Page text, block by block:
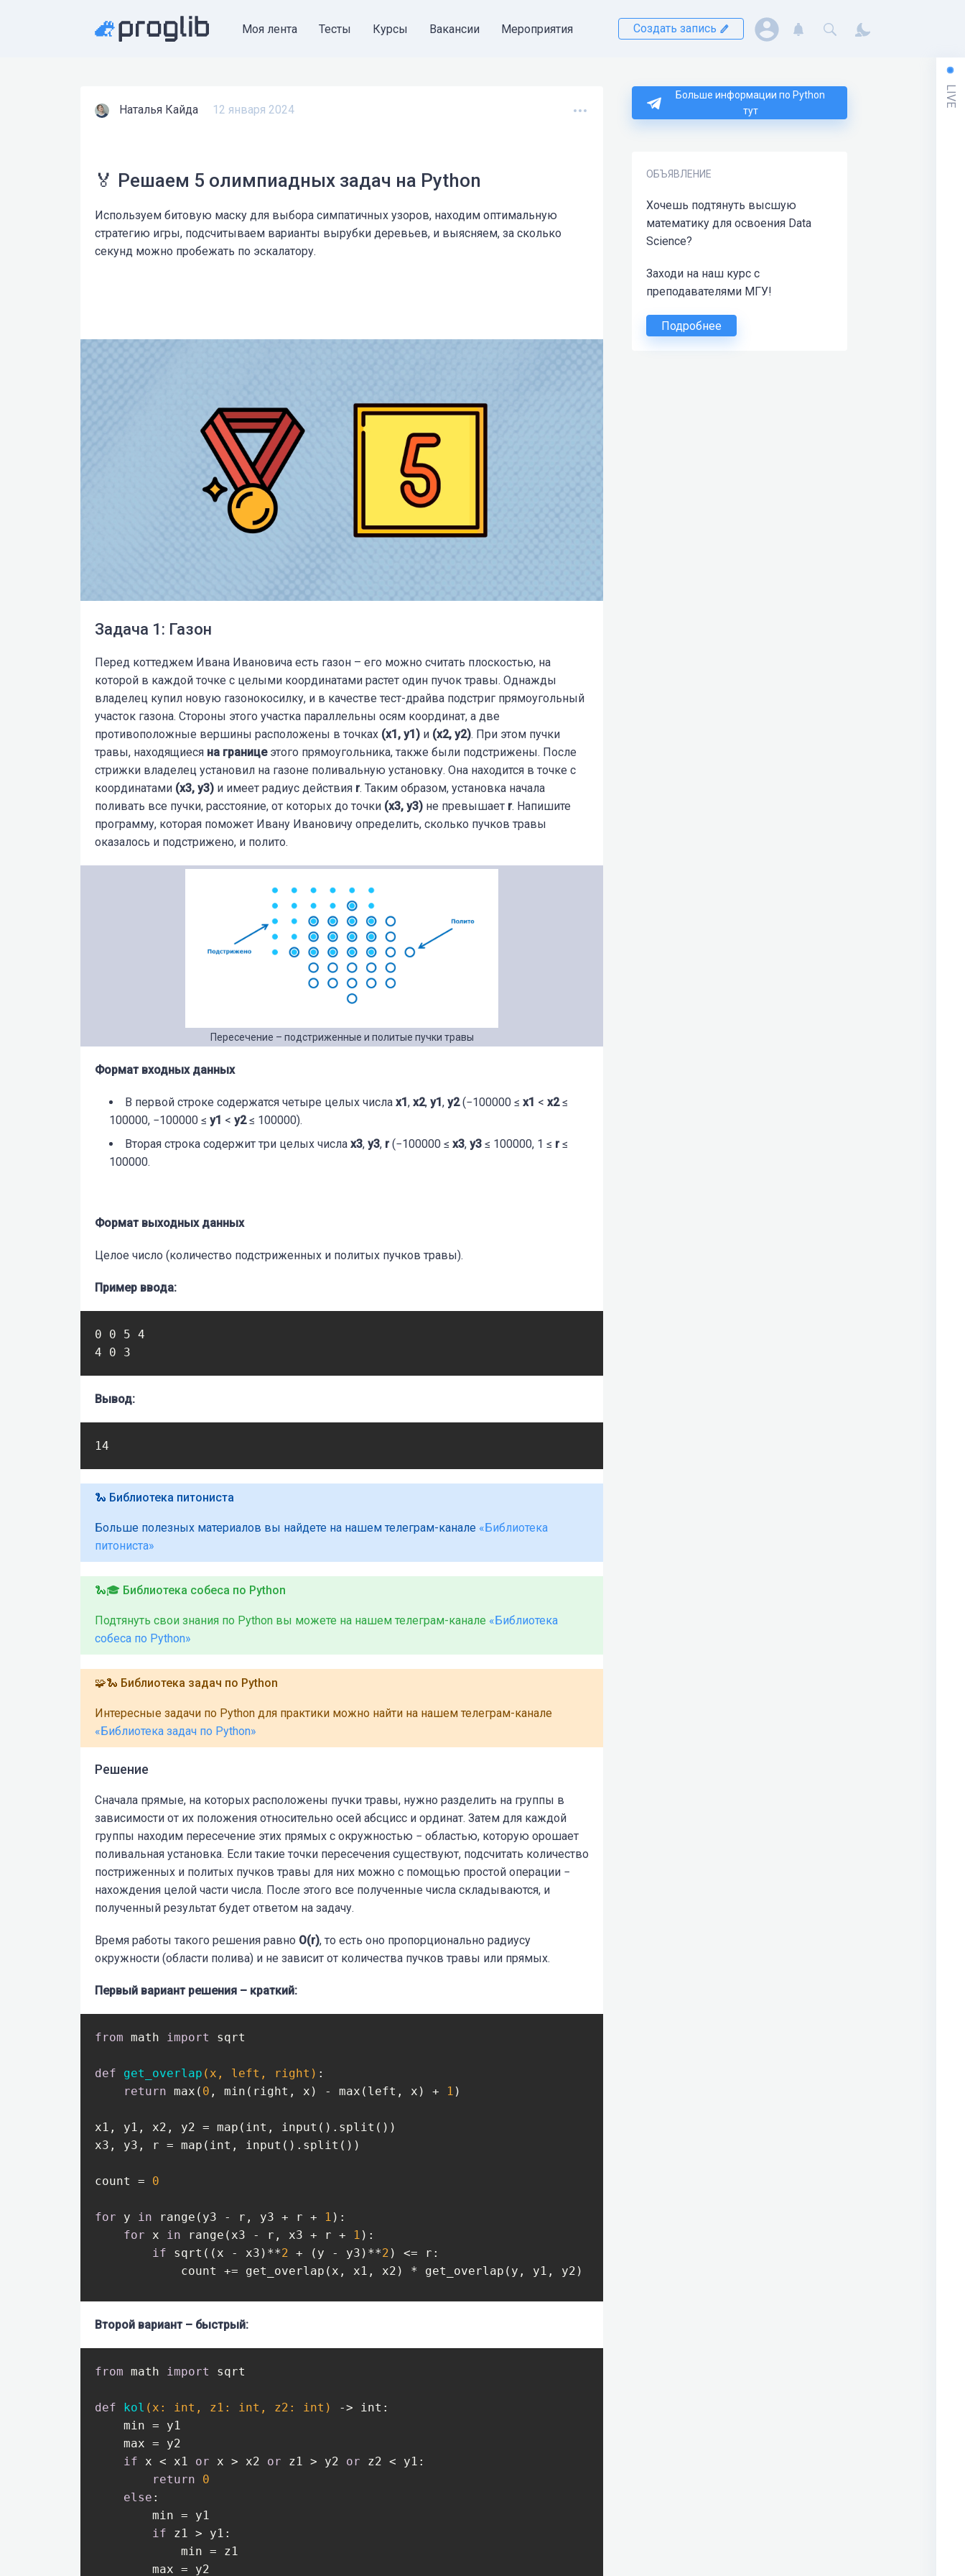
Моя лента Тесты Курсы Вакансии Мероприятия Создать запись
Больше информации по Python
тут
ОБЪЯВЛЕНИЕ
Хочешь подтянуть высшую
математику для освоения Data
Science?
Заходи на наш курс с
преподавателями МГУ!
Подробнее
Наталья Кайда 12 января 2024
🏅 Решаем 5 олимпиадных задач на Python
Используем битовую маску для выбора симпатичных узоров, находим оптимальную
стратегию игры, подсчитываем варианты вырубки деревьев, и выясняем, за сколько
секунд можно пробежать по эскалатору.
Задача 1: Газон
Перед коттеджем Ивана Ивановича есть газон – его можно считать плоскостью, на
которой в каждой точке с целыми координатами растет один пучок травы. Однажды
владелец купил новую газонокосилку, и в качестве тест-драйва подстриг прямоугольный
участок газона. Стороны этого участка параллельны осям координат, а две
противоположные вершины расположены в точках (x1, y1) и (x2, y2). При этом пучки
травы, находящиеся на границеэтого прямоугольника, также были подстрижены. После
стрижки владелец установил на газоне поливальную установку. Она находится в точке с
координатами (x3, y3) и имеет радиус действия r. Таким образом, установка начала
поливать все пучки, расстояние, от которых до точки (x3, y3) не превышает r. Напишите
программу, которая поможет Ивану Ивановичу определить, сколько пучков травы
оказалось и подстрижено, и полито.
Пересечение – подстриженные и политые пучки травы
Формат входных данных
В первой строке содержатся четыре целых числа x1, x2, y1, y2(−100000 ≤ х1 < х2≤
100000, −100000 ≤ y1 < y2≤ 100000).
Вторая строка содержит три целых числа x3, y3, r(−100000 ≤ x3, y3 ≤ 100000, 1 ≤ r≤
100000.
Формат выходных данных
Целое число (количество подстриженных и политых пучков травы).
Пример ввода:
0 0 5 4
4 0 3
Вывод:
14
🐍 Библиотека питониста
Больше полезных материалов вы найдете на нашем телеграм-канале «Библиотека
питониста»
🐍🎓 Библиотека собеса по Python
Подтянуть свои знания по Python вы можете на нашем телеграм-канале «Библиотека
собеса по Python»
🧩🐍 Библиотека задач по Python
Интересные задачи по Python для практики можно найти на нашем телеграм-канале
«Библиотека задач по Python»
Решение
Сначала прямые, на которых расположены пучки травы, нужно разделить на группы в
зависимости от их положения относительно осей абсцисс и ординат. Затем для каждой
группы находим пересечение этих прямых с окружностью − областью, которую орошает
поливальная установка. Если такие точки пересечения существуют, подсчитать количество
постриженных и политых пучков травы для них можно с помощью простой операции −
нахождения целой части числа. После этого все полученные числа складываются, и
полученный результат будет ответом на задачу.
Время работы такого решения равно O(r), то есть оно пропорционально радиусу
окружности (области полива) и не зависит от количества пучков травы или прямых.
Первый вариант решения – краткий:
from math import sqrt
def get_overlap (x, left, right) :
return max( 0 , min(right, x) - max(left, x) + 1 )
x1, y1, x2, y2 = map(int, input().split())
x3, y3, r = map(int, input().split())
count = 0
for y in range(y3 - r, y3 + r + 1 ):
for x in range(x3 - r, x3 + r + 1 ):
if sqrt((x - x3)**2 + (y - y3)**2 ) <= r:
            count += get_overlap(x, x1, x2) * get_overlap(y, y1, y2)
Второй вариант – быстрый:
from math import sqrt
def kol (x: int, z1: int, z2: int)
-> int:
    min = y1
    max = y2
if x < x1 or x > x2 or z1 > y2 or z2 < y1:
return
0
else :
        min = y1
if z1 > y1:
            min = z1
        max = y2
LIVE